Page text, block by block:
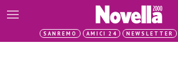
SANREMO AMICI 24 NEWSLETTER